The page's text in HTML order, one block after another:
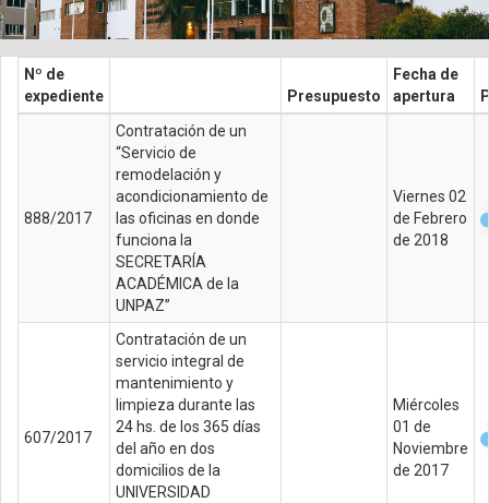
Nº de
expediente
Presupuesto
Fecha de
apertura
888/2017
Contratación de un
“Servicio de
remodelación y
acondicionamiento de
las oficinas en donde
funciona la
SECRETARÍA
ACADÉMICA de la
UNPAZ”
Viernes 02
de Febrero
de 2018
607/2017
Contratación de un
servicio integral de
mantenimiento y
limpieza durante las
24 hs. de los 365 días
del año en dos
domicilios de la
UNIVERSIDAD
Miércoles
01 de
Noviembre
de 2017